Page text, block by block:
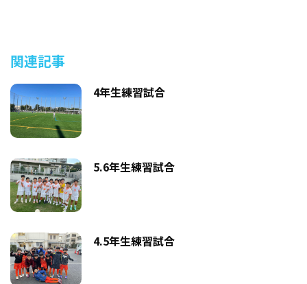
関連記事
4年生練習試合
5.6年生練習試合
4.5年生練習試合